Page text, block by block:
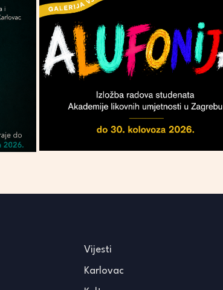
Vijesti
Karlovac